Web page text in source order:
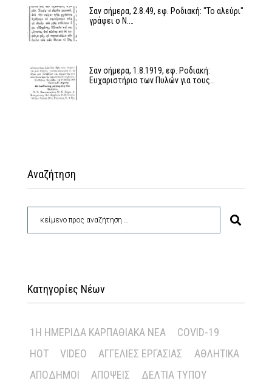
Σαν σήμερα, 2.8.49, εφ. Ροδιακή: "Το αλεύρι"
γράφει ο Ν.…
Σαν σήμερα, 1.8.1919, εφ. Ροδιακή:
Ευχαριστήριο των Πυλών για τους…
Αναζήτηση
Κατηγορίες Νέων
1Η ΗΜΕΡΊΔΑ ΚΑΡΠΑΘΙΑΚΆ ΝΈΑ
COVID-19
HOT
VIDEO ΑΓΓΕΛΊΕΣ ΕΡΓΑΣΊΑΣ
ΑΘΛΗΤΙΚΆ
ΑΠΌΔΗΜΟΙ
ΑΠΌΨΕΙΣ
ΔΕΛΤΊΑ ΤΎΠΟΥ